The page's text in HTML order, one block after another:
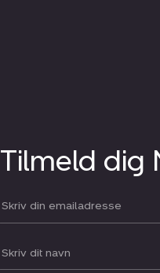
Tilmeld dig
Din email:
Dit navn: